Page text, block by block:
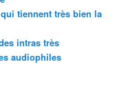
tiennent très bien la
intras très
audiophiles